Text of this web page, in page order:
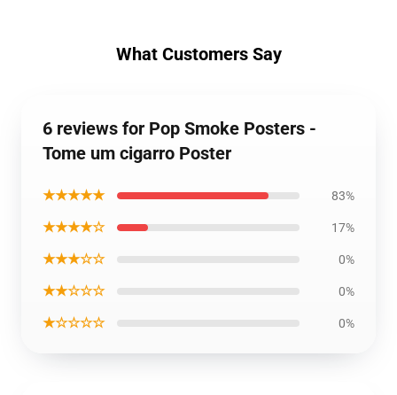
What Customers Say
6 reviews for Pop Smoke Posters -
Tome um cigarro Poster
★★★★★ 83%
★★★★☆ 17%
★★★☆☆ 0%
★★☆☆☆ 0%
★☆☆☆☆ 0%